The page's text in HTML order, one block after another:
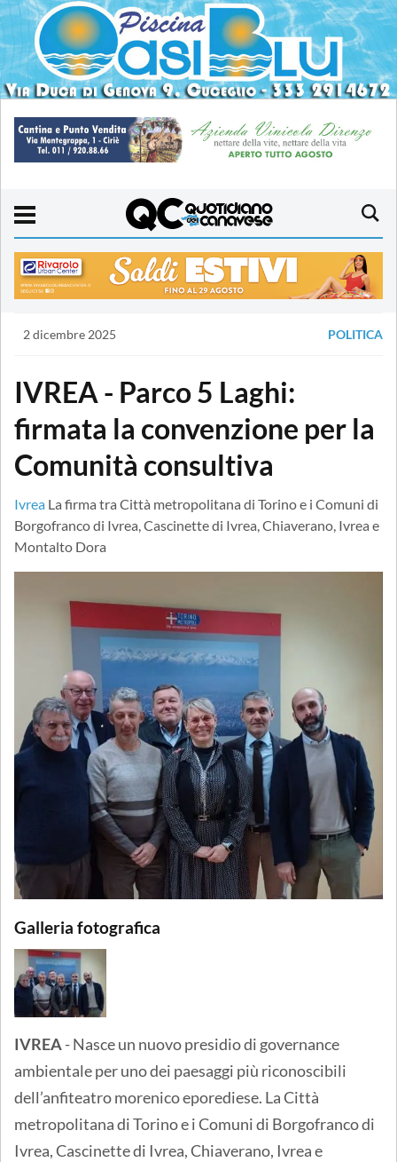
2 dicembre 2025 POLITICA
IVREA - Parco 5 Laghi:
firmata la convenzione per la
Comunità consultiva
Ivrea La firma tra Città metropolitana di Torino e i Comuni di
Borgofranco di Ivrea, Cascinette di Ivrea, Chiaverano, Ivrea e
Montalto Dora
Galleria fotografica
IVREA- Nasce un nuovo presidio di governance
ambientale per uno dei paesaggi più riconoscibili
dell’anfiteatro morenico eporediese. La Città
metropolitana di Torino e i Comuni di Borgofranco di
Ivrea, Cascinette di Ivrea, Chiaverano, Ivrea e